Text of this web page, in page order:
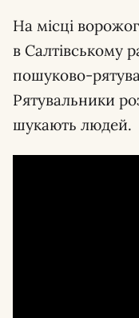
На місці
в Салтівському
пошуково-
Рятувальники
шукають людей.